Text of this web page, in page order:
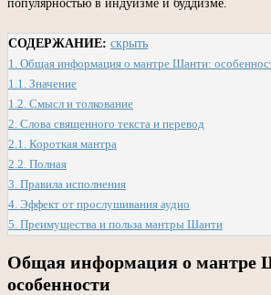
популярностью в индуизме и буддизме.
СОДЕРЖАНИЕ: скрыть
1. Общая информация о мантре Шанти:
1.1. Значение
1.2. Смысл и толкование
2. Слова священного текста и перевод
2.1. Короткая мантра
2.2. Полная
3. Правила исполнения
4. Эффект от прослушивания аудио
5. Преимущества и польза мантры Шанти
Общая информация о мантре
особенности